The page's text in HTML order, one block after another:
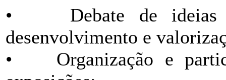
• Debate de ideias e
desenvolvimento e
• Organização e